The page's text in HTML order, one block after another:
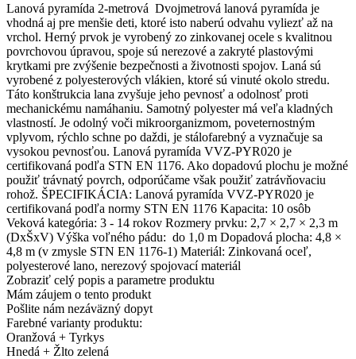
Lanová pyramída 2-metrová Dvojmetrová lanová pyramída je
vhodná aj pre menšie deti, ktoré isto naberú odvahu vyliezť až na
vrchol. Herný prvok je vyrobený zo zinkovanej ocele s kvalitnou
povrchovou úpravou, spoje sú nerezové a zakryté plastovými
krytkami pre zvýšenie bezpečnosti a životnosti spojov. Laná sú
vyrobené z polyesterových vlákien, ktoré sú vinuté okolo stredu.
Táto konštrukcia lana zvyšuje jeho pevnosť a odolnosť proti
mechanickému namáhaniu. Samotný polyester má veľa kladných
vlastností. Je odolný voči mikroorganizmom, poveternostným
vplyvom, rýchlo schne po daždi, je stálofarebný a vyznačuje sa
vysokou pevnosťou. Lanová pyramída VVZ-PYR020 je
certifikovaná podľa STN EN 1176. Ako dopadovú plochu je možné
použiť trávnatý povrch, odporúčame však použiť zatrávňovaciu
rohož. ŠPECIFIKÁCIA: Lanová pyramída VVZ-PYR020 je
certifikovaná podľa normy STN EN 1176 Kapacita: 10 osôb
Veková kategória: 3 - 14 rokov Rozmery prvku: 2,7 × 2,7 × 2,3 m
(DxŠxV) Výška voľného pádu: do 1,0 m Dopadová plocha: 4,8 ×
4,8 m (v zmysle STN EN 1176-1) Materiál: Zinkovaná oceľ,
polyesterové lano, nerezový spojovací materiál
Zobraziť celý popis a parametre produktu
Mám záujem o tento produkt
Pošlite nám nezáväzný dopyt
Farebné varianty produktu:
Oranžová + Tyrkys
Hnedá + Žlto zelená